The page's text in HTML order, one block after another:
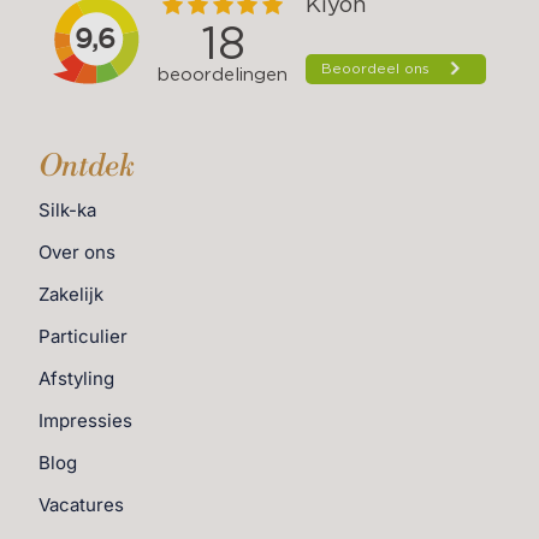
uitstraling, terwijl je geniet van het gebruiksgemak van
kunststof. Deze plantenbak is verkrijgbaar bij Exclusief
Ingericht!
Lichtgewicht & Stevig
verplaatsen, maar oersterk
Trendy Betonlook
stijl past
Diverse Maten & Kleuren
Ontdek
Silk-ka
Over ons
Zakelijk
Particulier
Afstyling
Impressies
Blog
Vacatures